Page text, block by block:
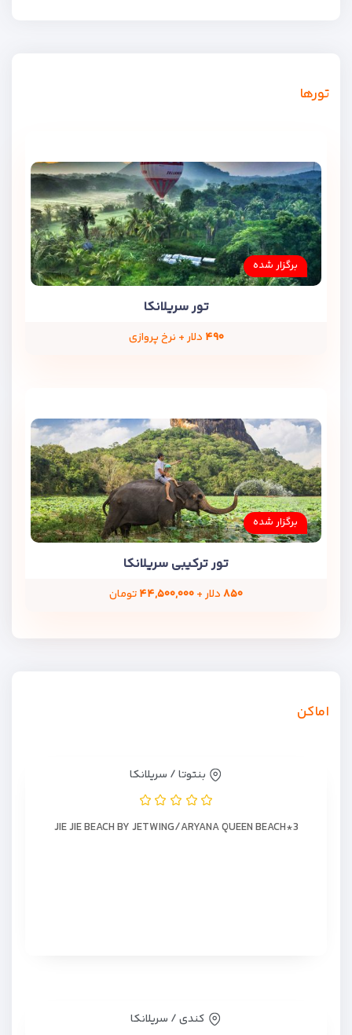
تورها
برگزار شده
تور سریلانکا
۴۹۰ دلار + نرخ پروازی
برگزار شده
تور ترکیبی سریلانکا
۸۵۰دلار +۴۴,۵۰۰,۰۰۰تومان
اماکن
بنتوتا / سریلانکا
JIE JIE BEACH BY JETWING/ARYANA QUEEN BEACH*3
کندی / سریلانکا